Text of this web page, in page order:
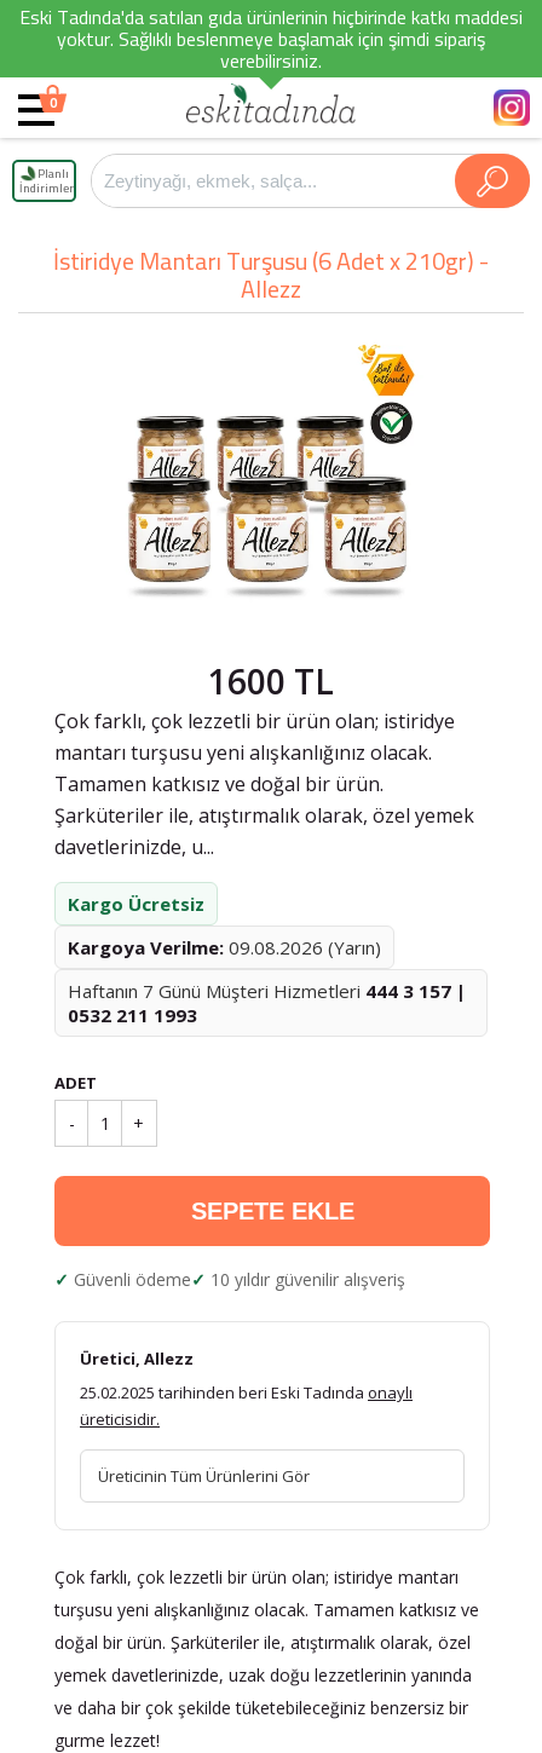
Eski Tadında'da satılan gıda ürünlerinin hiçbirinde katkı maddesi
yoktur. Sağlıklı beslenmeye başlamak için şimdi sipariş
verebilirsiniz.
0
Planlı
İndirimler
İstiridye Mantarı Turşusu (6 Adet x 210gr) -
Allezz
1600 TL
Çok farklı, çok lezzetli bir ürün olan; istiridye
mantarı turşusu yeni alışkanlığınız olacak.
Tamamen katkısız ve doğal bir ürün.
Şarküteriler ile, atıştırmalık olarak, özel yemek
davetlerinizde, u...
Kargo Ücretsiz
Kargoya Verilme: 09.08.2026 (Yarın)
Haftanın 7 Günü Müşteri Hizmetleri 444 3 157 |
0532 211 1993
ADET
- 1 +
SEPETE EKLE
Güvenli ödeme 10 yıldır güvenilir alışveriş
Üretici, Allezz
25.02.2025 tarihinden beri Eski Tadında onaylı
üreticisidir.
Üreticinin Tüm Ürünlerini Gör
Çok farklı, çok lezzetli bir ürün olan; istiridye mantarı
turşusu yeni alışkanlığınız olacak. Tamamen katkısız ve
doğal bir ürün. Şarküteriler ile, atıştırmalık olarak, özel
yemek davetlerinizde, uzak doğu lezzetlerinin yanında
ve daha bir çok şekilde tüketebileceğiniz benzersiz bir
gurme lezzet!